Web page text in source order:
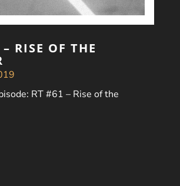
RISE OF THE
RT #61 – Rise of the